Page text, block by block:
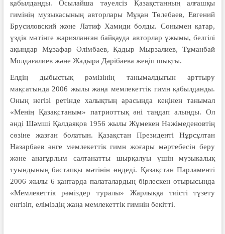
қабылданды. Осылайша тәуелсіз Қазақстанның алғашқы
гимінің музыкасының авторлары Мұқан Төлебаев, Евгений
Брусиловский және Латиф Хамиди болды. Сонымен қатар,
үздік мәтінге жарияланған байқауда авторлар ұжымы, белгілі
ақындар Мұзафар Әлімбаев, Қадыр Мырзалиев, Тұманбай
Молдағалиев және Жадыра Дәрібаева жеңіп шықты.
Елдің дыбыстық рәмізінің танымалдығын арттыру
мақсатында 2006 жылы жаңа мемлекеттік гимн қабылданды.
Оның негізі ретінде халықтың арасында кеңінен танымал
«Менің Қазақстаным» патриоттық әні таңдап алынды. Ол
әнді Шәмші Қалдаяқов 1956 жылы Жұмекен Нәжімеденовтің
сөзіне жазған болатын. Қазақстан Президенті Нұрсұлтан
Назарбаев әнге мемлекеттік гимн жоғары мәртебесін беру
және анағұрлым салтанатты шырқалуы үшін музыкалық
туындының бастапқы мәтінін өңдеді. Қазақстан Парламенті
2006 жылы 6 қаңтарда палаталардың бірлескен отырысында
«Мемлекеттік рәміздер туралы» Жарлыққа тиісті түзету
енгізіп, еліміздің жаңа мемлекеттік гимнін бекітті.